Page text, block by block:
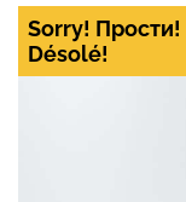
Sorry!
Désolé!